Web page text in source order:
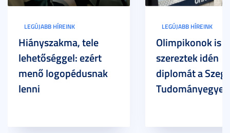
LEGÚJABB HÍREINK
Hiányszakma, tele
lehetőséggel: ezért
menő logopédusnak
lenni
LEGÚJABB HÍREINK
Olimpikonok is
szereztek idén
diplomát a